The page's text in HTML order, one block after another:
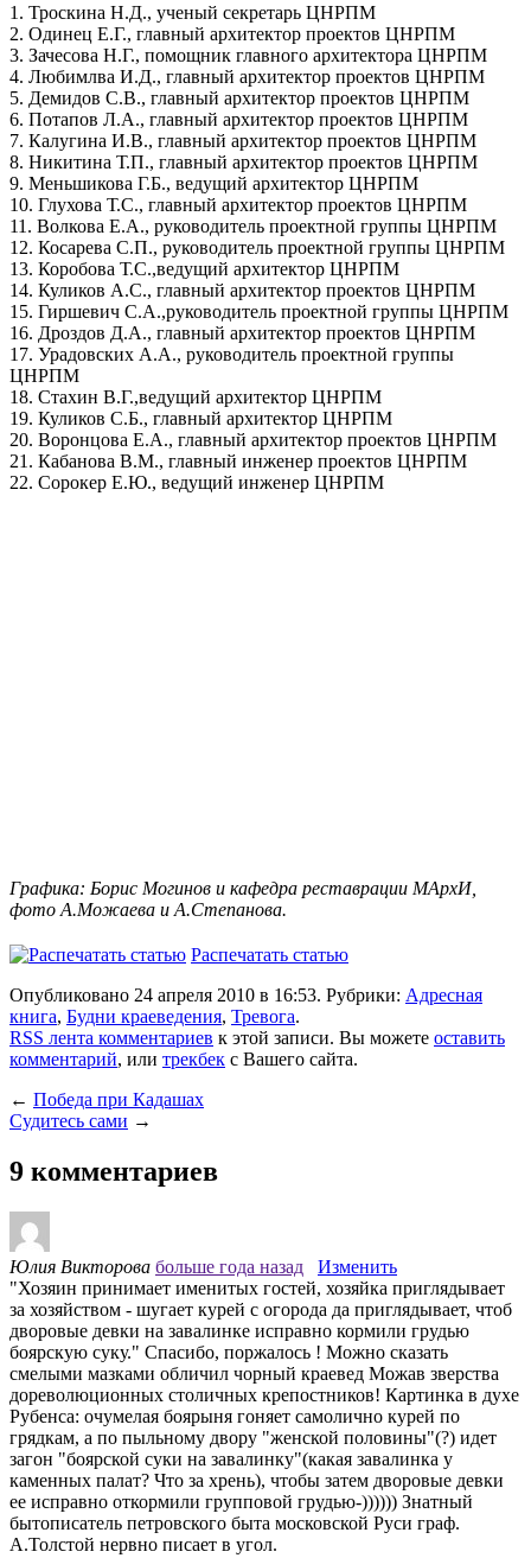
1. Троскина Н.Д., ученый секретарь ЦНРПМ
2. Одинец Е.Г., главный архитектор проектов ЦНРПМ
3. Зачесова Н.Г., помощник главного архитектора ЦНРПМ
4. Любимлва И.Д., главный архитектор проектов ЦНРПМ
5. Демидов С.В., главный архитектор проектов ЦНРПМ
6. Потапов Л.А., главный архитектор проектов ЦНРПМ
7. Калугина И.В., главный архитектор проектов ЦНРПМ
8. Никитина Т.П., главный архитектор проектов ЦНРПМ
9. Меньшикова Г.Б., ведущий архитектор ЦНРПМ
10. Глухова Т.С., главный архитектор проектов ЦНРПМ
11. Волкова Е.А., руководитель проектной группы ЦНРПМ
12. Косарева С.П., руководитель проектной группы ЦНРПМ
13. Коробова Т.С.,ведущий архитектор ЦНРПМ
14. Куликов А.С., главный архитектор проектов ЦНРПМ
15. Гиршевич С.А.,руководитель проектной группы ЦНРПМ
16. Дроздов Д.А., главный архитектор проектов ЦНРПМ
17. Урадовских А.А., руководитель проектной группы
ЦНРПМ
18. Стахин В.Г.,ведущий архитектор ЦНРПМ
19. Куликов С.Б., главный архитектор ЦНРПМ
20. Воронцова Е.А., главный архитектор проектов ЦНРПМ
21. Кабанова В.М., главный инженер проектов ЦНРПМ
22. Сорокер Е.Ю., ведущий инженер ЦНРПМ
Графика: Борис Могинов и кафедра реставрации МАрхИ,
фото А.Можаева и А.Степанова.
Распечатать статью
Опубликовано 24 апреля 2010 в 16:53. Рубрики: Адресная
книга, Будни краеведения, Тревога.
RSS лента комментариев к этой записи. Вы можете оставить
комментарий, или трекбек с Вашего сайта.
← Победа при Кадашах
Судитесь сами →
9 комментариев
Юлия Викторова больше года назад
Изменить
"Хозяин принимает именитых гостей, хозяйка приглядывает
за хозяйством - шугает курей с огорода да приглядывает, чтоб
дворовые девки на завалинке исправно кормили грудью
боярскую суку." Спасибо, поржалось ! Можно сказать
смелыми мазками обличил чорный краевед Можав зверства
дореволюционных столичных крепостников! Картинка в духе
Рубенса: очумелая боярыня гоняет самолично курей по
грядкам, а по пыльному двору "женской половины"(?) идет
загон "боярской суки на завалинку"(какая завалинка у
каменных палат? Что за хрень), чтобы затем дворовые девки
ее исправно откормили групповой грудью-)))))) Знатный
бытописатель петровского быта московской Руси граф.
А.Толстой нервно писает в угол.